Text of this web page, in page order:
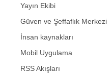
Yayın Ekibi
Güven ve Şeffaflık Merkezi
İnsan kaynakları
Mobil Uygulama
RSS Akışları